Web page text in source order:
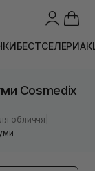
БЕСТСЕЛЕРИ
Cosmedix
обличчя